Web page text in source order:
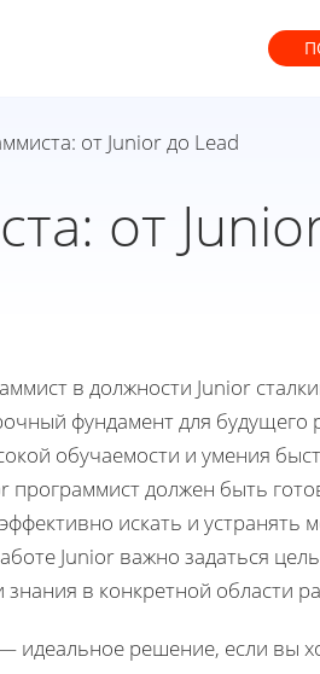
от Junior до Lead
от
в должности Junior
фундамент для будущего
обучаемости и умения
должен быть
искать и устранять
Junior важно задаться
в конкретной области
идеальное решение, если вы